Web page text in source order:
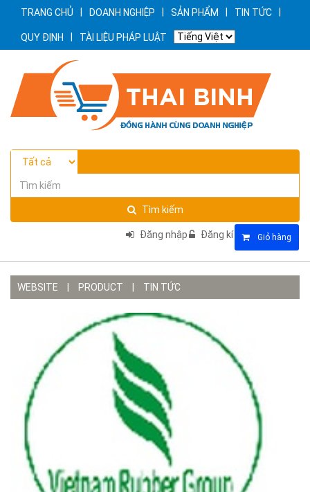
TRANG CHỦ DOANH NGHIỆP SẢN PHẨM TIN TỨC
QUY ĐỊNH TÀI LIỆU PHÁP LUẬT
Tìm kiếm
Đăng nhập Đăng kí Giỏ hàng
WEBSITE PRODUCT TIN TỨC